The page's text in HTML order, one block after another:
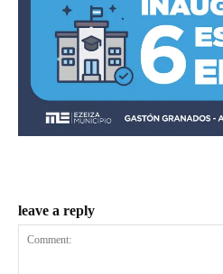
leave a reply